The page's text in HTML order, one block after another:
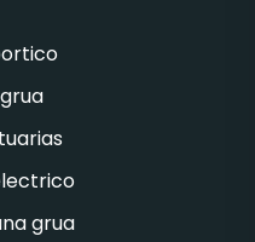
grua